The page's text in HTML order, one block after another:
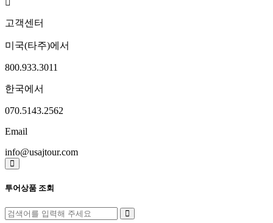
고객센터
미국(타주)에서
800.933.3011
한국에서
070.5143.2562
Email
info@usajtour.com
투어상품 조회